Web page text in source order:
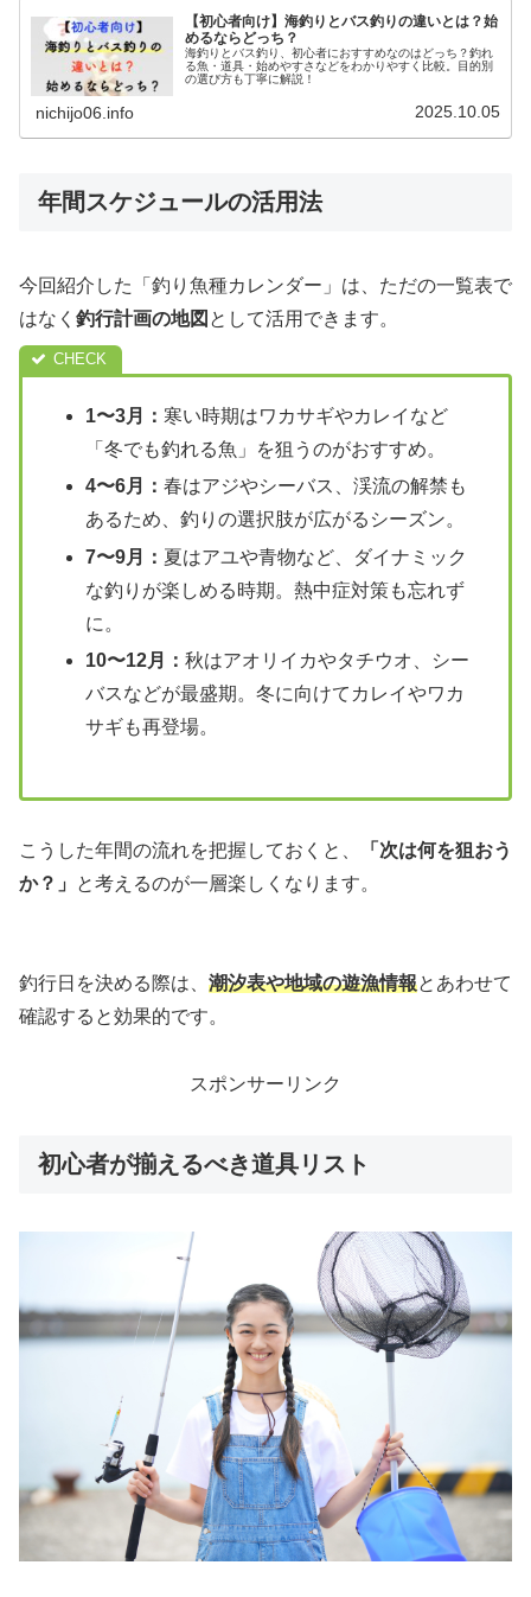
【初心者向け】海釣りとバス釣りの違いとは？始
めるならどっち？
海釣りとバス釣り、初心者におすすめなのはどっち？釣れ
る魚・道具・始めやすさなどをわかりやすく比較。目的別
の選び方も丁寧に解説！
nichijo06.info 2025.10.05
年間スケジュールの活用法
今回紹介した「釣り魚種カレンダー」は、ただの一覧表で
はなく 釣行計画の地図 として活用できます。
1〜3月： 寒い時期はワカサギやカレイなど
「冬でも釣れる魚」を狙うのがおすすめ。
4〜6月：春はアジやシーバス、渓流の解禁も
あるため、釣りの選択肢が広がるシーズン。
7〜9月： 夏はアユや青物など、ダイナミック
な釣りが楽しめる時期。熱中症対策も忘れず
に。
10〜12月：秋はアオリイカやタチウオ、シー
バスなどが最盛期。冬に向けてカレイやワカ
サギも再登場。
こうした年間の流れを把握しておくと、
「次は何を狙おう
か？」
と考えるのが一層楽しくなります。
釣行日を決める際は、 潮汐表や地域の遊漁情報とあわせて
確認すると効果的です。
スポンサーリンク
初心者が揃えるべき道具リスト